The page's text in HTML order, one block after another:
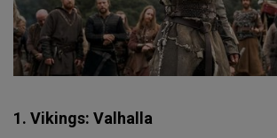
1. Vikings: Valhalla